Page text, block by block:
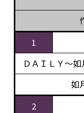
1
ＤＡＩＬＹ～
如
2